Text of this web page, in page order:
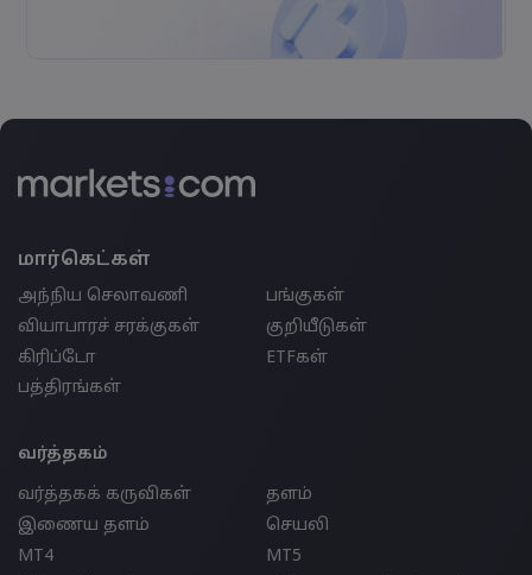
மார்கெட்கள்
அந்நிய செலாவணி
பங்குகள்
வியாபாரச் சரக்குகள்
குறியீடுகள்
கிரிப்டோ
ETFகள்
பத்திரங்கள்
வர்த்தகம்
வர்த்தகக் கருவிகள்
தளம்
இணைய தளம்
செயலி
MT4
MT5